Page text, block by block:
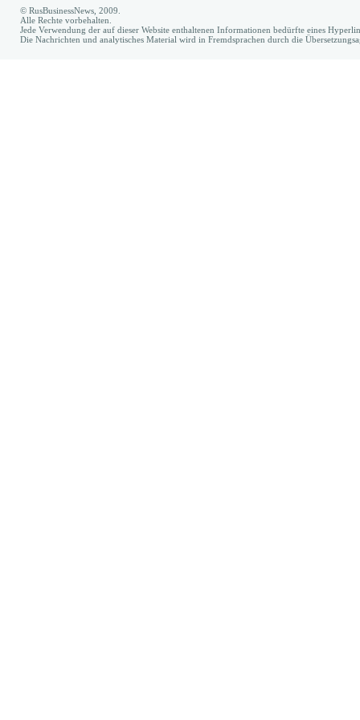
© RusBusinessNews, 2009.
Alle Rechte vorbehalten.
Jede Verwendung der auf dieser Website enthaltenen Informationen bedürfte eines
Die Nachrichten und analytisches Material wird in Fremdsprachen durch die